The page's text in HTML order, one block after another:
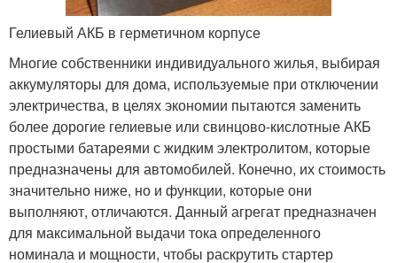
Гелиевый АКБ в герметичном корпусе
Многие собственники индивидуального жилья, выбирая
аккумуляторы для дома, используемые при отключении
электричества, в целях экономии пытаются заменить
более дорогие гелиевые или свинцово-кислотные АКБ
простыми батареями с жидким электролитом, которые
предназначены для автомобилей. Конечно, их стоимость
значительно ниже, но и функции, которые они
выполняют, отличаются. Данный агрегат предназначен
для максимальной выдачи тока определенного
номинала и мощности, чтобы раскрутить стартер